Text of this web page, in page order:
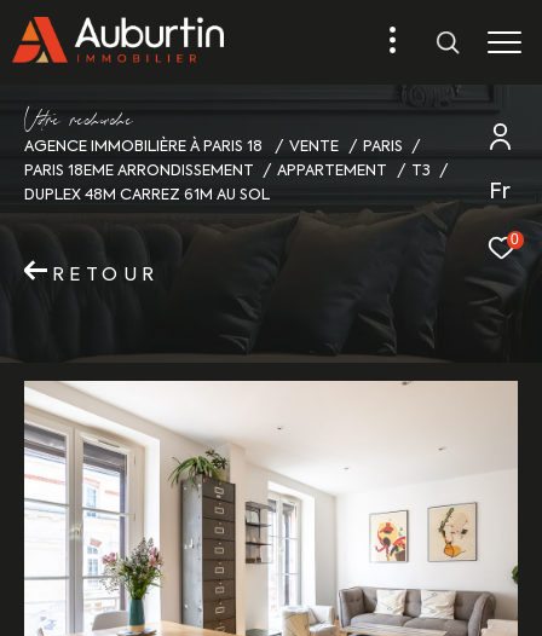
Fr
0
Vore recece
AGENCE IMMOBILIÈRE À PARIS 18 VENTE
PARIS
PARIS 18EME ARRONDISSEMENT
APPARTEMENT
T3
DUPLEX 48M CARREZ 61M AU SOL
RETOUR